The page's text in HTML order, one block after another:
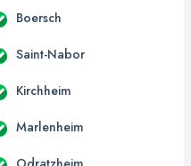
Boersch
Saint-Nabor
Kirchheim
Marlenheim